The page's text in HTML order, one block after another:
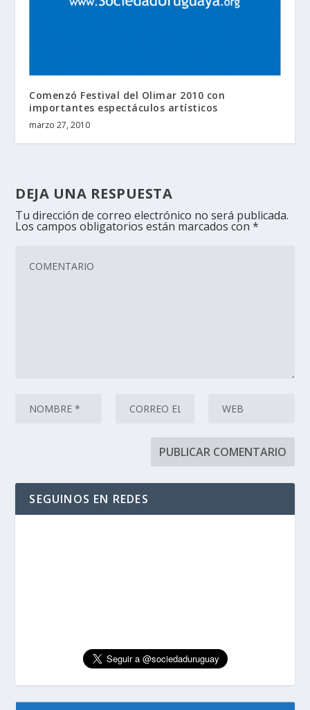
Comenzó Festival del Olimar 2010 con
importantes espectáculos artísticos
marzo 27, 2010
DEJA UNA RESPUESTA
Tu dirección de correo electrónico no será publicada.
Los campos obligatorios están marcados con*
SEGUINOS EN REDES